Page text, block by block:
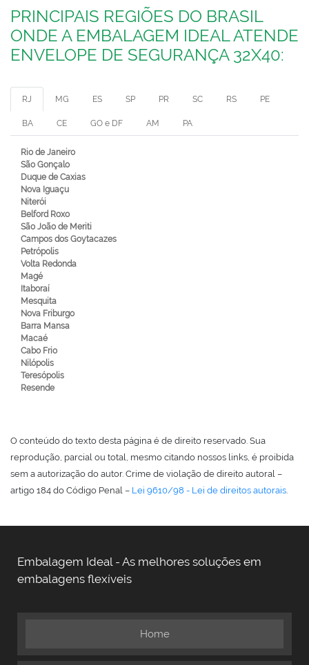
PRINCIPAIS REGIÕES DO BRASIL
ONDE A EMBALAGEM IDEAL ATENDE
ENVELOPE DE SEGURANÇA 32X40:
RJ MG ES SP PR SC RS PE
BA CE GO e DF AM PA
Rio de Janeiro
São Gonçalo
Duque de Caxias
Nova Iguaçu
Niterói
Belford Roxo
São João de Meriti
Campos dos Goytacazes
Petrópolis
Volta Redonda
Magé
Itaboraí
Mesquita
Nova Friburgo
Barra Mansa
Macaé
Cabo Frio
Nilópolis
Teresópolis
Resende
O conteúdo do texto desta página é de direito reservado. Sua
reprodução, parcial ou total, mesmo citando nossos links, é proibida
sem a autorização do autor. Crime de violação de direito autoral –
artigo 184 do Código Penal – Lei 9610/98 - Lei de direitos autorais.
Embalagem Ideal - As melhores soluções em
embalagens flexíveis
Home